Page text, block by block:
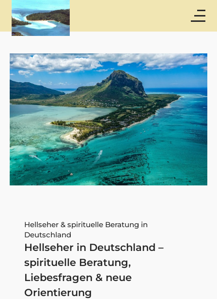
Hellseher & spirituelle Beratung in
Deutschland
Hellseher in Deutschland –
spirituelle Beratung,
Liebesfragen & neue
Orientierung